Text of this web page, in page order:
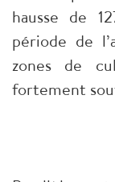
hausse de
période de
zones de
fortement